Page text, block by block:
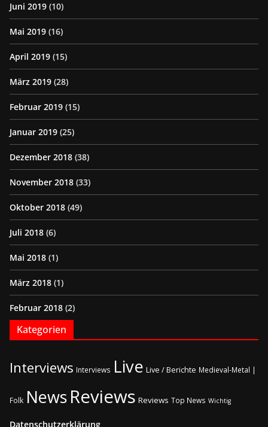
Juni 2019 (10)
Mai 2019 (16)
April 2019 (15)
März 2019 (28)
Februar 2019 (15)
Januar 2019 (25)
Dezember 2018 (38)
November 2018 (33)
Oktober 2018 (49)
Juli 2018 (6)
Mai 2018 (1)
März 2018 (1)
Februar 2018 (2)
Kategorien
Interviews Interviews Live Live / Berichte Medieval-Metal |
Folk NewsReviews Reviews Top News Wichtig
Datenschutzerklärung